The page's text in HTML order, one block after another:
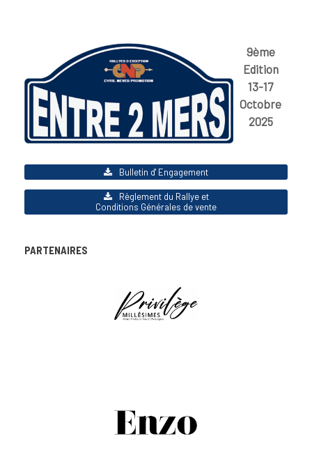
9ème
Edition
13-17
Octobre
2025
Bulletin d' Engagement
Règlement du Rallye et
Conditions Générales de vente
PARTENAIRES